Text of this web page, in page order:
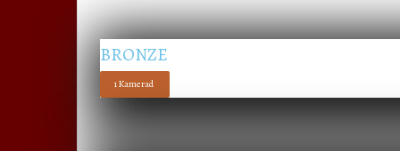
BRONZE
1 Kamerad